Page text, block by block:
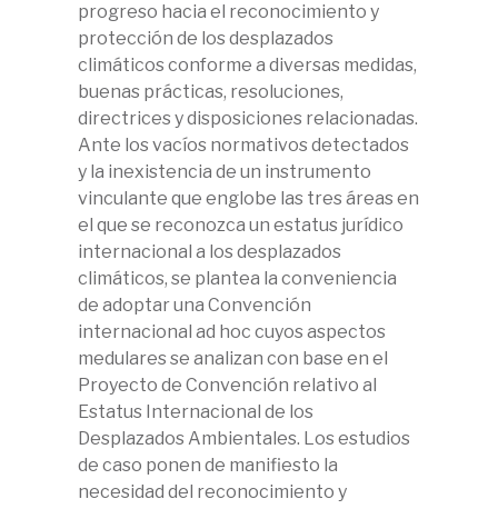
progreso hacia el reconocimiento y
protección de los desplazados
climáticos conforme a diversas medidas,
buenas prácticas, resoluciones,
directrices y disposiciones relacionadas.
Ante los vacíos normativos detectados
y la inexistencia de un instrumento
vinculante que englobe las tres áreas en
el que se reconozca un estatus jurídico
internacional a los desplazados
climáticos, se plantea la conveniencia
de adoptar una Convención
internacional ad hoc cuyos aspectos
medulares se analizan con base en el
Proyecto de Convención relativo al
Estatus Internacional de los
Desplazados Ambientales. Los estudios
de caso ponen de manifiesto la
necesidad del reconocimiento y